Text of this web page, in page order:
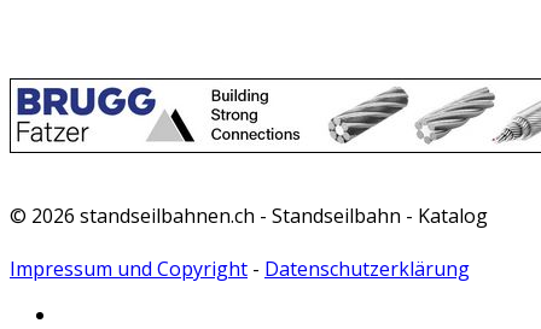
© 2026 standseilbahnen.ch - Standseilbahn - Katalog
Impressum und Copyright - Datenschutzerklärung